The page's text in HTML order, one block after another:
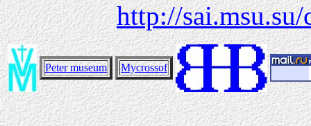
http://
Peter museum Mycrossof